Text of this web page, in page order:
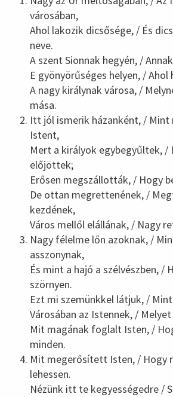
városában,
Ahol lakozik dicsősége, / És
neve.
A szent Sionnak hegyén, /
E gyönyörűséges helyen, /
A nagy királynak városa, /
mása.
Itt jól ismerik házanként, / Mint
Istent,
Mert a királyok egybegyűltek, /
előjöttek;
Erősen megszállották, / Hogy
De ottan megrettenének, /
kezdének,
Város mellől elállának, / Nagy
Nagy félelme lőn azoknak, /
asszonynak,
És mint a hajó a szélvészben, /
szörnyen.
Ezt mi szemünkkel látjuk, /
Városában az Istennek, /
Mit magának foglalt Isten, /
minden.
Mit megerősített Isten, / Hogy
lehessen.
Nézünk itt te kegyességedre /